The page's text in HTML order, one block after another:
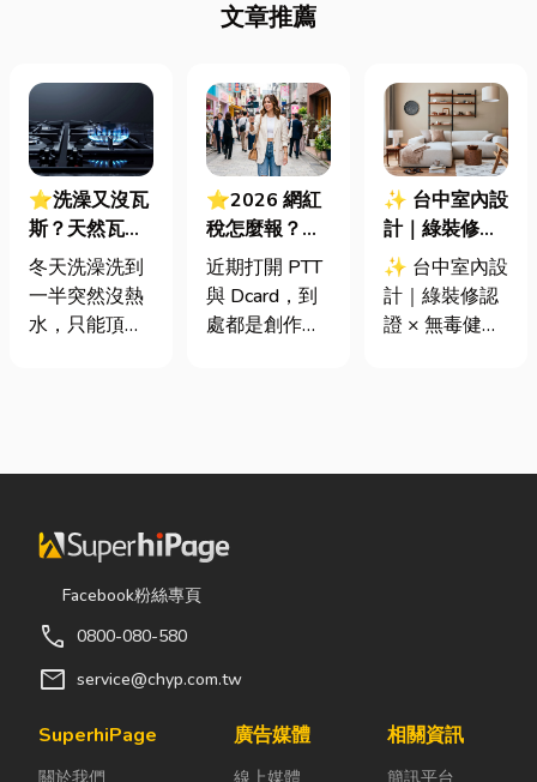
文章推薦
⭐洗澡又沒瓦
斯？天然瓦斯
是什麼、費用
怎麼算？家庭
能源選擇與配
冬天洗澡洗到
一半突然沒熱
水，只能頂著
共同噩夢。隨
質提升，越來
越多屋主在老
屋翻修或新屋
規劃天然氣配
管工程。到底
麼？它跟傳統
⭐2026 網紅
稅怎麼報？一
篇看懂課稅門
檻、追溯年限
與合法節稅，
近期打開 PTT
與 Dcard，到
處都是創作者
紅稅」不是一
府針對網路數
或經營團隊透
（如
✨ 台中室內設
計｜綠裝修認
證 × 無毒健康
建材，打造安
全、舒適又有
✨ 台中室內設
計｜綠裝修認
證 × 無毒健康
其實一間專業
兼具美感、機
Facebook粉絲專頁
call 0800-080-580
mail service@chyp.com.tw
SuperhiPage
關於我們
廣告媒體
線上媒體
相關資訊
簡訊平台